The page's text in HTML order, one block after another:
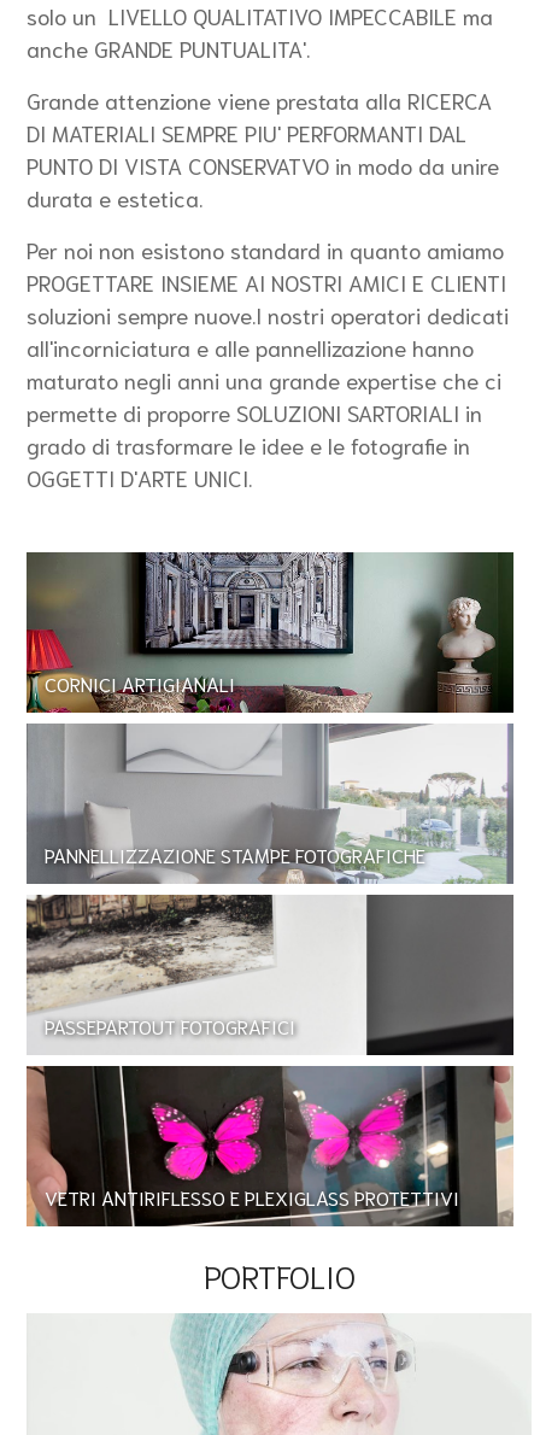
PORTFOLIO
solo un LIVELLO QUALITATIVO IMPECCABILE ma
anche GRANDE PUNTUALITA'.
Grande attenzione viene prestata alla RICERCA
DI MATERIALI SEMPRE PIU' PERFORMANTI DAL
PUNTO DI VISTA CONSERVATVO in modo da unire
durata e estetica.
Per noi non esistono standard in quanto amiamo
PROGETTARE INSIEME AI NOSTRI AMICI E CLIENTI
soluzioni sempre nuove.I nostri operatori dedicati
all'incorniciatura e alle pannellizazione hanno
maturato negli anni una grande expertise che ci
permette di proporre SOLUZIONI SARTORIALI in
grado di trasformare le idee e le fotografie in
OGGETTI D'ARTE UNICI.
CORNICI ARTIGIANALI
PANNELLIZZAZIONE STAMPE FOTOGRAFICHE
PASSEPARTOUT FOTOGRAFICI
VETRI ANTIRIFLESSO E PLEXIGLASS PROTETTIVI